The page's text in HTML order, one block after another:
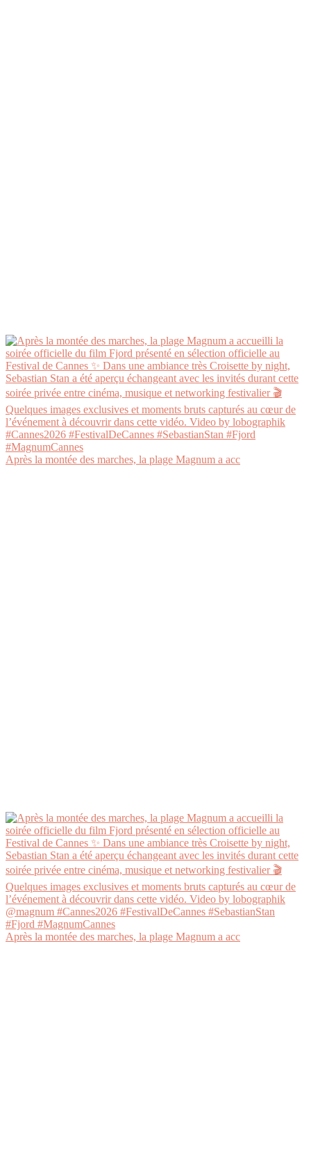
Après la montée des marches, la plage Magnum a acc
Après la montée des marches, la plage Magnum a acc